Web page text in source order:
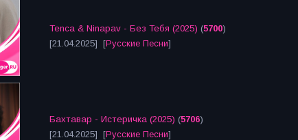
Tenca & Ninapav - Без Тебя (2025) (5700)
[21.04.2025] [Русские Песни]
Бахтавар - Истеричка (2025) (5706)
[21.04.2025] [Русские Песни]